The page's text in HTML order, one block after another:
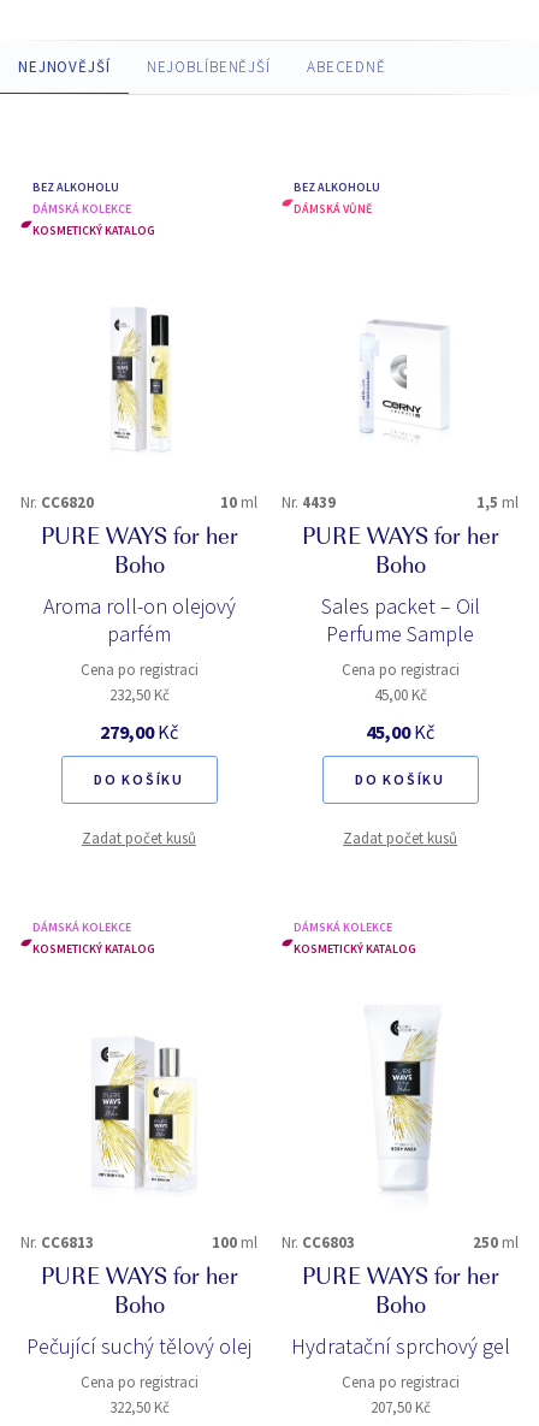
NEJNOVĚJŠÍ NEJOBLÍBENĚJŠÍ ABECEDNĚ
BEZ ALKOHOLU
DÁMSKÁ KOLEKCE
KOSMETICKÝ KATALOG
Nr. CC6820 10 ml
PURE WAYS for her
Boho
Aroma roll-on olejový
parfém
Cena po registraci
232,50 Kč
279,00Kč
DO KOŠÍKU
Zadat počet kusů
BEZ ALKOHOLU
DÁMSKÁ VŮNĚ
Nr. 4439 1,5 ml
PURE WAYS for her
Boho
Sales packet – Oil
Perfume Sample
Cena po registraci
45,00 Kč
45,00Kč
DO KOŠÍKU
Zadat počet kusů
DÁMSKÁ KOLEKCE
KOSMETICKÝ KATALOG
Nr. CC6813 100 ml
PURE WAYS for her
Boho
Pečující suchý tělový olej
Cena po registraci
322,50 Kč
DÁMSKÁ KOLEKCE
KOSMETICKÝ KATALOG
Nr. CC6803 250 ml
PURE WAYS for her
Boho
Hydratační sprchový gel
Cena po registraci
207,50 Kč